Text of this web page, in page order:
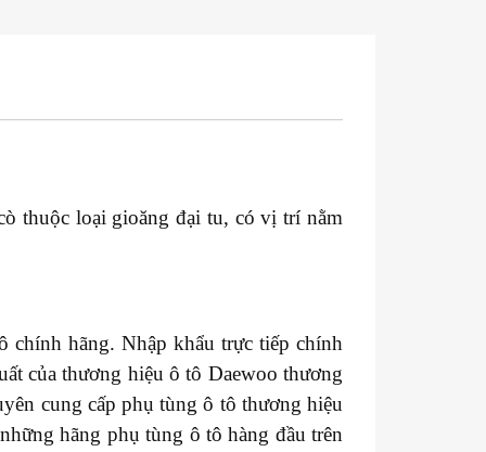
thuộc loại gioăng đại tu, có vị trí nằm
chính hãng. Nhập khẩu trực tiếp chính
của thương hiệu ô tô Daewoo thương
cung cấp phụ tùng ô tô thương hiệu
hãng phụ tùng ô tô hàng đầu trên